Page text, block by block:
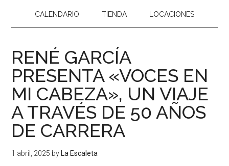
CALENDARIO TIENDA LOCACIONES
RENÉ GARCÍA
PRESENTA «VOCES EN
MI CABEZA», UN VIAJE
A TRAVÉS DE 50 AÑOS
DE CARRERA
1 abril, 2025 by La Escaleta